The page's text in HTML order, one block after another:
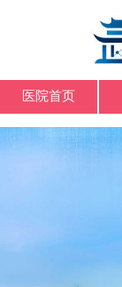
医院首页